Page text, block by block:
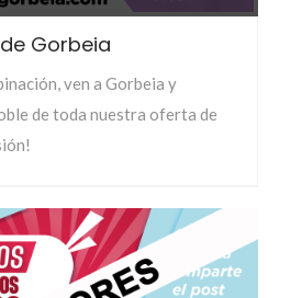
Gorbeia
ven a Gorbeia y
de toda nuestra oferta de